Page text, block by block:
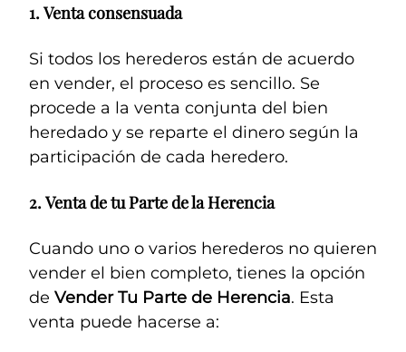
1.Venta consensuada
Si todos los herederos están de acuerdo
en vender, el proceso es sencillo. Se
procede a la venta conjunta del bien
heredado y se reparte el dinero según la
participación de cada heredero.
2.Venta de tu Parte de la Herencia
Cuando uno o varios herederos no quieren
vender el bien completo, tienes la opción
de Vender Tu Parte de Herencia. Esta
venta puede hacerse a: